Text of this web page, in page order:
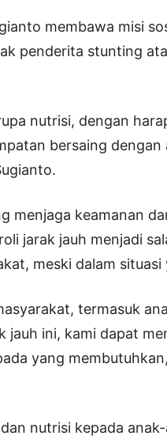
membawa misi
penderita stunting
nutrisi, dengan
bersaing dengan
menjaga keamanan
jarak jauh menjadi
meski dalam situasi
termasuk
ini, kami dapat
yang
nutrisi kepada